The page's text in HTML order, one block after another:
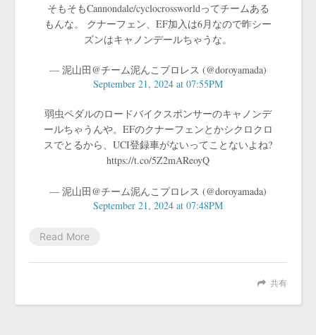
そもそもCannondale/cyclocrossworldってチームある
もんな。 クナーフェン、EF加入は6月なので昨シー
ズンはキャノンデールちゃうな。
— 泥山田@チーム泥んこプロレス (@doroyamada)
September 21, 2024 at 07:55PM
弱虫ペダルのロードバイクスポンサーのキャノンデ
ールちゃうんや。EFのクナーフェンとかシクロクロ
スでとるから、UCI登録車がないってことないよね?
https://t.co/5Z2mAReoyQ
— 泥山田@チーム泥んこプロレス (@doroyamada)
September 21, 2024 at 07:48PM
Read More
共有